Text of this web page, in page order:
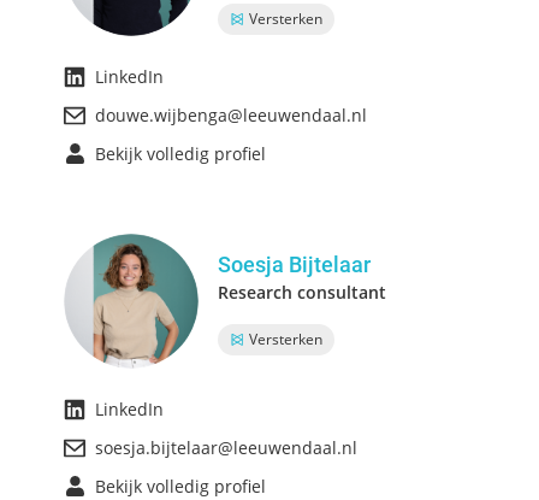
Versterken
LinkedIn
douwe.wijbenga@leeuwendaal.nl
Bekijk volledig profiel
Soesja Bijtelaar
Research consultant
Versterken
LinkedIn
soesja.bijtelaar@leeuwendaal.nl
Bekijk volledig profiel